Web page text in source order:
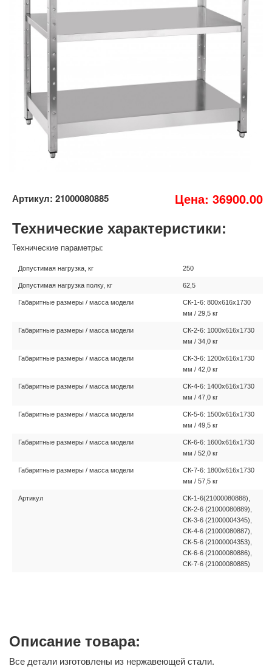
Артикул: 21000080885 Цена: 36900.00
Технические характеристики:
Технические параметры:
Допустимая нагрузка, кг 250
Допустимая нагрузка полку, кг 62,5
Габаритные размеры / масса модели
СК-1-6: 800х616х1730
мм / 29,5 кг
Габаритные размеры / масса модели
СК-2-6: 1000х616х1730
мм / 34,0 кг
Габаритные размеры / масса модели
СК-3-6: 1200х616х1730
мм / 42,0 кг
Габаритные размеры / масса модели
СК-4-6: 1400х616х1730
мм / 47,0 кг
Габаритные размеры / масса модели
СК-5-6: 1500х616х1730
мм / 49,5 кг
Габаритные размеры / масса модели
СК-6-6: 1600х616х1730
мм / 52,0 кг
Габаритные размеры / масса модели
СК-7-6: 1800х616х1730
мм / 57,5 кг
Артикул
СК-1-6(21000080888),
СК-2-6 (21000080889),
СК-3-6 (21000004345),
СК-4-6 (21000080887),
СК-5-6 (21000004353),
СК-6-6 (21000080886),
СК-7-6 (21000080885)
Описание товара:
Все детали изготовлены из нержавеющей стали.